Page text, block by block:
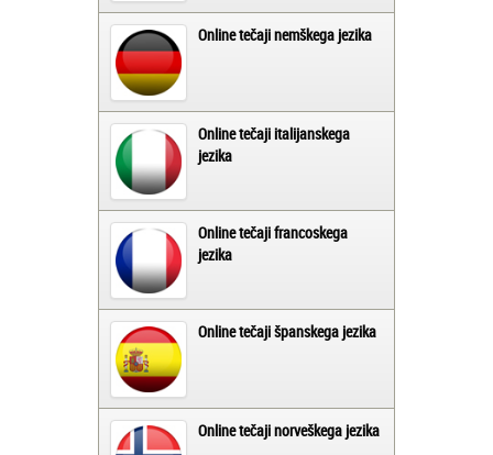
Online tečaji nemškega jezika
Online tečaji italijanskega
jezika
Online tečaji francoskega
jezika
Online tečaji španskega jezika
Online tečaji norveškega jezika